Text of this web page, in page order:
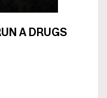
A DRUGS